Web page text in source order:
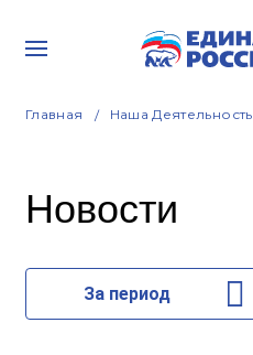
Главная Наша Деятельность
Новости
За период